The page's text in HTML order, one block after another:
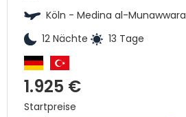
Köln - Medina al-Munawwara
12 Nächte
13 Tage
1.925 €
Startpreise